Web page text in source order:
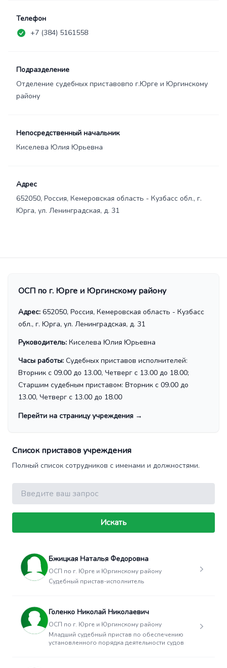
Телефон
+7 (384) 5161558
Подразделение
Отделение судебных приставовпо г.Юрге и Юргинскому
району
Непосредственный начальник
Киселева Юлия Юрьевна
Адрес
652050, Россия, Кемеровская область - Кузбасс обл., г.
Юрга, ул. Ленинградская, д. 31
ОСП по г. Юрге и Юргинскому району
Адрес: 652050, Россия, Кемеровская область - Кузбасс
обл., г. Юрга, ул. Ленинградская, д. 31
Руководитель: Киселева Юлия Юрьевна
Часы работы: Судебных приставов исполнителей:
Вторник с 09.00 до 13.00, Четверг с 13.00 до 18.00;
Старшим судебным приставом: Вторник с 09.00 до
13.00, Четверг с 13.00 до 18.00
Перейти на страницу учреждения →
Список приставов учреждения
Полный список сотрудников с именами и должностями.
Поиск
Искать
Бжицкая Наталья Федоровна
ОСП по г. Юрге и Юргинскому району
Судебный пристав-исполнитель
Голенко Николай Николаевич
ОСП по г. Юрге и Юргинскому району
Младший судебный пристав по обеспечению
установленного порядка деятельности судов